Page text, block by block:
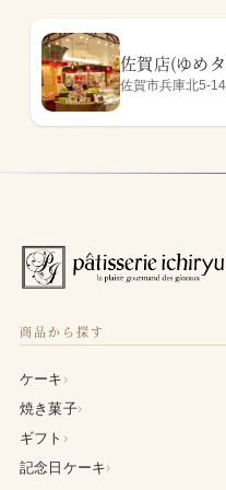
佐賀店(ゆめ
佐賀市兵庫北5-
商品から探す
ケーキ›
焼き菓子›
ギフト ›
記念日ケーキ›